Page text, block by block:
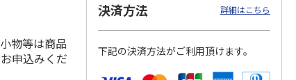
物等は商品
申込みくだ
決済方法 詳細はこちら
下記の決済方法がご利用頂けます。